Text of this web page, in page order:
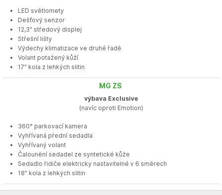
LED světlomety
Dešťový senzor
12,3" středový displej
Střešní lišty
Výdechy klimatizace ve druhé řadě
Volant potažený kůží
17" kola z lehkých slitin
MG ZS
výbava Exclusive
(navíc oproti Emotion)
360° parkovací kamera
Vyhřívaná přední sedadla
Vyhřívaný volant
Čalounění sedadel ze syntetické kůže
Sedadlo řidiče elektricky nastavitelné v 6 směrech
18" kola z lehkých slitin